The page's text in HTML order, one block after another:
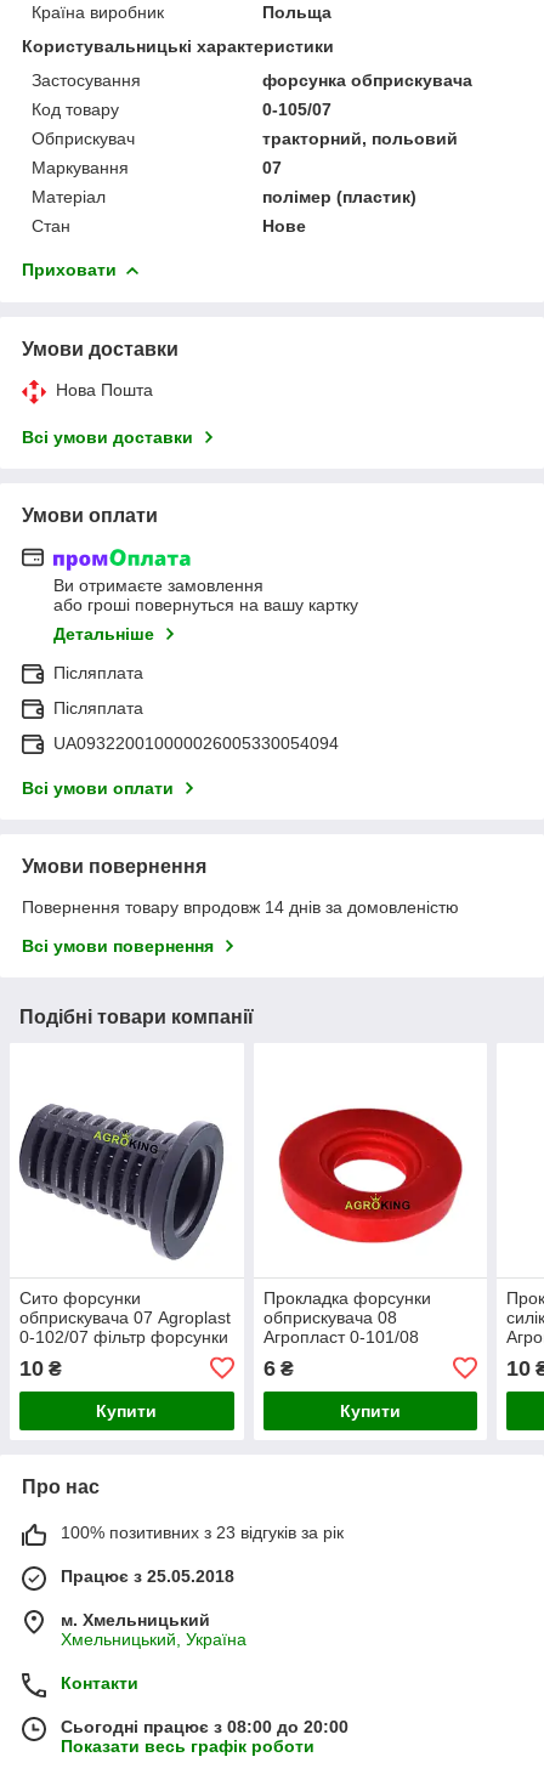
Країна виробник
Польща
Користувальницькі характеристики
Застосування
форсунка обприскувача
Код товару
0-105/07
Обприскувач
тракторний, польовий
Маркування
07
Матеріал
полімер (пластик)
Стан
Нове
Приховати
Умови доставки
Нова Пошта
Всі умови доставки
Умови оплати
Ви отримаєте замовлення
або гроші повернуться на вашу картку
Детальніше
Післяплата
Післяплата
UA093220010000026005330054094
Всі умови оплати
Умови повернення
Повернення товару впродовж 14 днів за домовленістю
Всі умови повернення
Подібні товари компанії
Сито форсунки
обприскувача 07 Agroplast
0-102/07 фільтр форсунки
10 ₴
Купити
Прокладка форсунки
обприскувача 08
Агропласт 0-101/08
6₴
Купити
10
Про нас
100% позитивних з 23 відгуків за рік
Працює з 25.05.2018
м. Хмельницький
Хмельницький, Україна
Контакти
Сьогодні працює з 08:00 до 20:00
Показати весь графік роботи